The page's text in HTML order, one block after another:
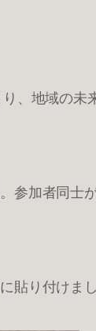
、地域の未
参加者同士
貼り付けま